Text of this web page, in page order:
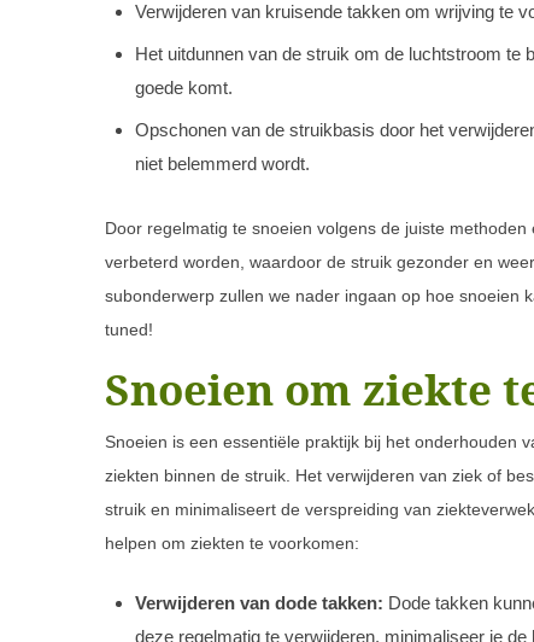
Verwijderen van kruisende takken om wrijving te
Het uitdunnen van de struik om de luchtstroom te
goede komt.
Opschonen van de struikbasis door het
niet belemmerd wordt.
Door regelmatig te snoeien volgens de juiste
verbeterd worden, waardoor de struik gezonder en
subonderwerp zullen we nader ingaan op hoe snoeien
tuned!
Snoeien om ziekte
Snoeien is een essentiële praktijk bij het onderhouden
ziekten binnen de struik. Het verwijderen van ziek of
struik en minimaliseert de verspreiding van
helpen om ziekten te voorkomen:
Verwijderen van dode takken: Dode takken
deze regelmatig te verwijderen, minimaliseer je de